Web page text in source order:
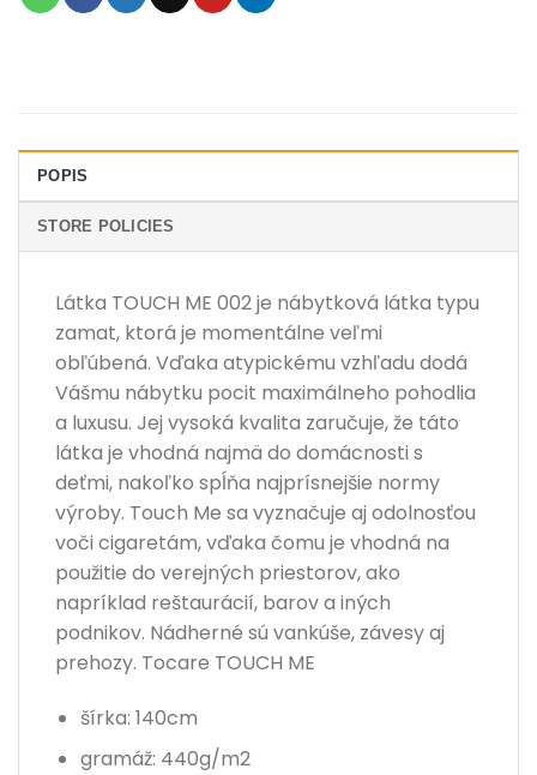
POPIS
STORE POLICIES
Látka TOUCH ME 002 je nábytková látka typu
zamat, ktorá je momentálne veľmi
obľúbená. Vďaka atypickému vzhľadu dodá
Vášmu nábytku pocit maximálneho pohodlia
a luxusu. Jej vysoká kvalita zaručuje, že táto
látka je vhodná najmä do domácnosti s
deťmi, nakoľko spĺňa najprísnejšie normy
výroby. Touch Me sa vyznačuje aj odolnosťou
voči cigaretám, vďaka čomu je vhodná na
použitie do verejných priestorov, ako
napríklad reštaurácií, barov a iných
podnikov. Nádherné sú vankúše, závesy aj
prehozy. Tocare TOUCH ME
šírka: 140cm
gramáž: 440g/m2